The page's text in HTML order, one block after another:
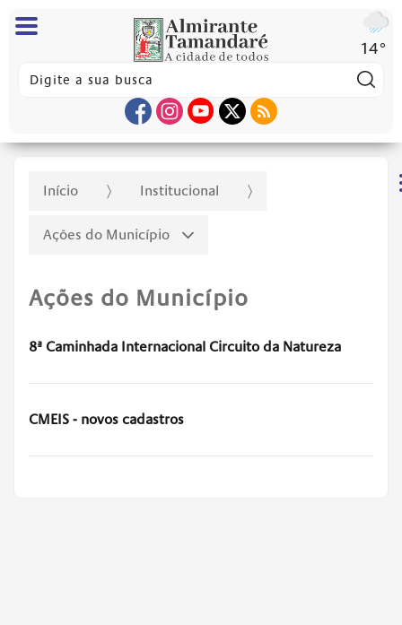
14°
Início Institucional
Ações do Município
Ações do Município
8ª Caminhada Internacional Circuito da Natureza
CMEIS - novos cadastros